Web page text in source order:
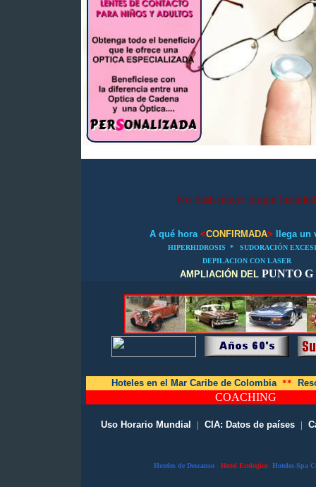
No flash player plugin installed
A qué hora <CONFIRMADA> llega un
HIPERHIDROSIS * SUDORACIÓN
DEPILACION CON LASER
AMPLIACIÓN DEL PUNTO G
Hoteles en el Mar Caribe de Colombia **
COACHING
Uso Horario Mundial | CIA: Datos de países |
Hoteles de Descanso - Hotel Ecologico Hoteles-Spa